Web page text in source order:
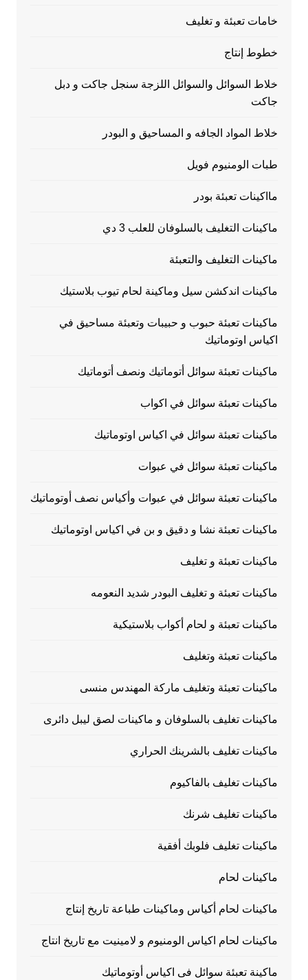
خامات تعبئة و تغليف
خطوط إنتاج
خلاط السوائل والسوائل اللزجة سنجل جاكت و دبل
جاكت
خلاط المواد الجافه و المساحيق و البودر
طبات الومنيوم فويل
مااكينات تعبئة بودر
ماكينات التغليف بالسلوفان للعلب 3 دي
ماكينات التغليف والتعبئة
ماكينات اندكشن سيل وماكينة لحام تيوب بلاستيك
ماكينات تعبئة حبوب و حبيبات وتعبئة مساحيق في
اكياس اوتوماتيك
ماكينات تعبئة سوائل أتوماتيك ونصف أتوماتيك
ماكينات تعبئة سوائل في اكواب
ماكينات تعبئة سوائل في اكياس اوتوماتيك
ماكينات تعبئة سوائل في عبوات
ماكينات تعبئة سوائل في عبوات وأكياس نصف أوتوماتيك
ماكينات تعبئة نشا و دقيق و بن في اكياس اوتوماتيك
ماكينات تعبئة و تغليف
ماكينات تعبئة و تغليف البودر شديد النعومه
ماكينات تعبئة و لحام أكواب بلاستيكية
ماكينات تعبئة وتغليف
ماكينات تعبئة وتغليف ماركة المهندس منسى
ماكينات تغليف بالسلوفان و ماكينات لصق ليبل دائرى
ماكينات تغليف بالشرينك الحراري
ماكينات تغليف بالفاكيوم
ماكينات تغليف شرنك
ماكينات تغليف فلوبك أفقية
ماكينات لحام
ماكينات لحام أكياس وماكينات طباعة تاريخ إنتاج
ماكينات لحام اكياس الومنيوم و لامينيت مع تاريخ انتاج
ماكينة تعبئة سوائل فى اكياس أوتوماتيك